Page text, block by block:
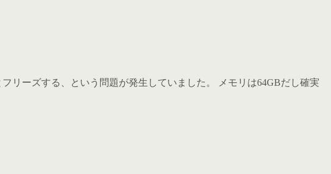
リーズする、という問題が発生していました。 メモリは64GBだし確実